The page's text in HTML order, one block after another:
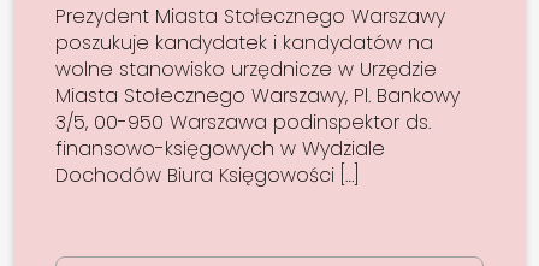
Prezydent Miasta Stołecznego Warszawy
poszukuje kandydatek i kandydatów na
wolne stanowisko urzędnicze w Urzędzie
Miasta Stołecznego Warszawy, Pl. Bankowy
3/5, 00-950 Warszawa podinspektor ds.
finansowo-księgowych w Wydziale
Dochodów Biura Księgowości […]